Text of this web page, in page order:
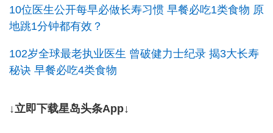
10位医生公开每早必做长寿习惯 早餐必吃1类食物 原
地跳1分钟都有效？
102岁全球最老执业医生 曾破健力士纪录 揭3大长寿
秘诀 早餐必吃4类食物
↓立即下载星岛头条App↓